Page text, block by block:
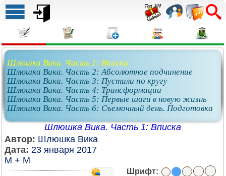
Шлюшка Вика. Часть 1: Вписка
Шлюшка Вика. Часть 2: Абсолютное подчинение
Шлюшка Вика. Часть 3: Пустили по кругу
Шлюшка Вика. Часть 4: Трансформации
Шлюшка Вика. Часть 5: Первые шаги в новую жизнь
Шлюшка Вика. Часть 6: Съемочный день. Подготовка
Шлюшка Вика. Часть 1: Вписка
Автор: Шлюшка Вика
Дата: 23 января 2017
М + М
Шрифт: